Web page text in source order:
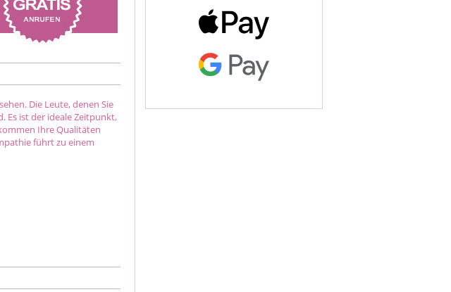
Die Leute, denen Sie
Es ist der ideale Zeitpunkt,
Ihre Qualitäten
führt zu einem